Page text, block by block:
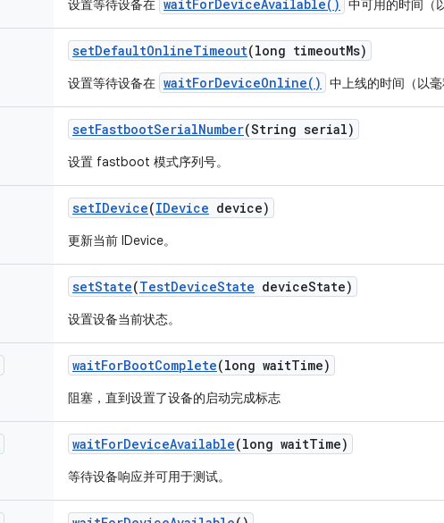
设置等待设备在 waitForDeviceAvailable() 中可用的时间（
setDefaultOnlineTimeout(long timeoutMs)
设置等待设备在 waitForDeviceOnline() 中上线的时间（以
setFastbootSerialNumber(String serial)
设置 fastboot 模式序列号。
setIDevice(IDevice device)
更新当前 IDevice。
setState(TestDeviceState deviceState)
设置设备当前状态。
waitForBootComplete(long waitTime)
阻塞，直到设置了设备的启动完成标志
waitForDeviceAvailable(long waitTime)
等待设备响应并可用于测试。